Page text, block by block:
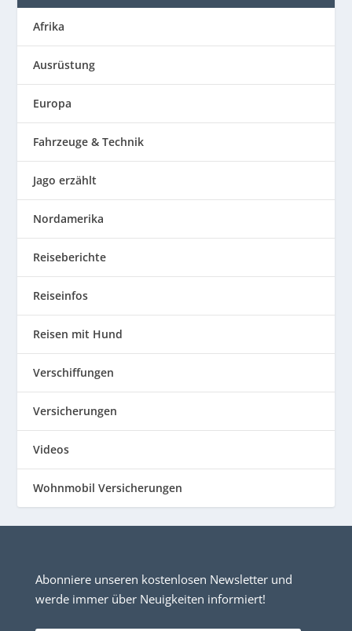
Afrika
Ausrüstung
Europa
Fahrzeuge & Technik
Jago erzählt
Nordamerika
Reiseberichte
Reiseinfos
Reisen mit Hund
Verschiffungen
Versicherungen
Videos
Wohnmobil Versicherungen
Abonniere unseren kostenlosen Newsletter und
werde immer über Neuigkeiten informiert!